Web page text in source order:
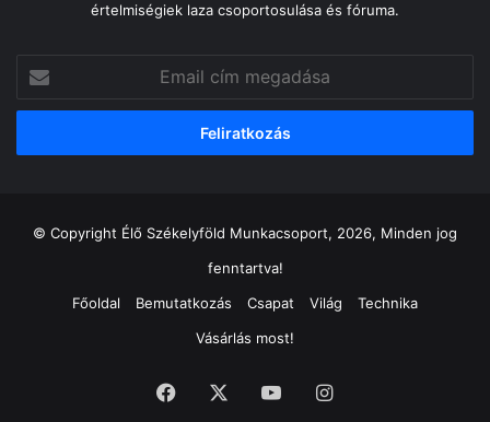
értelmiségiek laza csoportosulása és fóruma.
cím
megadása
© Copyright Élő Székelyföld Munkacsoport, 2026, Minden jog
fenntartva!
Főoldal
Bemutatkozás Csapat Világ
Technika
Vásárlás most!
Facebook YouTubeInstagram